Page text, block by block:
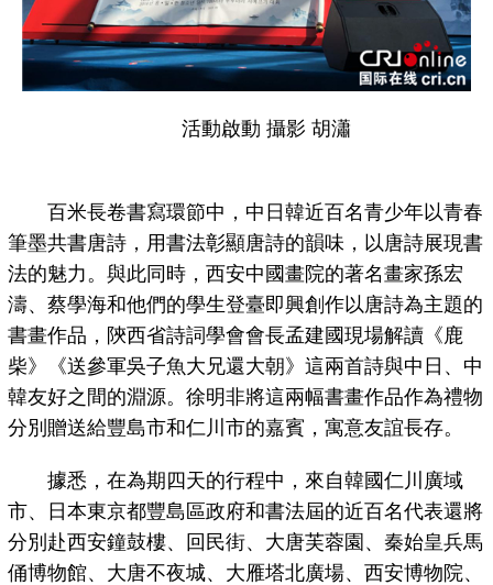
活動啟動 攝影 胡瀟
百米長卷書寫環節中，中日韓近百名青少年以青春
筆墨共書唐詩，用書法彰顯唐詩的韻味，以唐詩展現書
法的魅力。與此同時，西安中國畫院的著名畫家孫宏
濤、蔡學海和他們的學生登臺即興創作以唐詩為主題的
書畫作品，陝西省詩詞學會會長孟建國現場解讀《鹿
柴》《送參軍吳子魚大兄還大朝》這兩首詩與中日、中
韓友好之間的淵源。徐明非將這兩幅書畫作品作為禮物
分別贈送給豐島市和仁川市的嘉賓，寓意友誼長存。
據悉，在為期四天的行程中，來自韓國仁川廣域
市、日本東京都豐島區政府和書法屆的近百名代表還將
分別赴西安鐘鼓樓、回民街、大唐芙蓉園、秦始皇兵馬
俑博物館、大唐不夜城、大雁塔北廣場、西安博物院、